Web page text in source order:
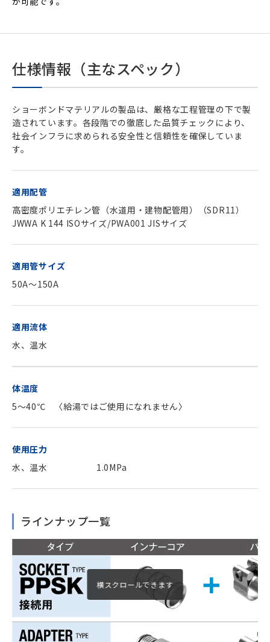
仕様情報（主なスペック）
ショーボンドマテリアルの製品は、厳格な工程管理の下で製
造されています。各段階での徹底した品質チェックにより、
社会インフラに求められる安全性と信頼性を確保していま
す。
適用配管
高密度ポリエチレン管（水道用・建物配管用）（SDR11）
JWWA K 144 ISOサイズ/PWA001 JISサイズ
適用管サイズ
50A～150A
適用流体
水、温水
体温度
5～40℃ 〈給湯ではご使用になれません〉
使用圧力
水、温水
1.0MPa
ラインナップ一覧